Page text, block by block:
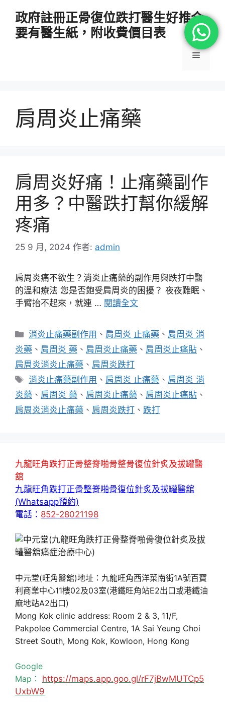
政府註冊正骨復位跌打醫生好推介
要有醫生紙，附收費價目表
選
肩周炎止痛藥
肩周炎好痛！止痛藥副作
用多？中醫跌打幫你緩解
疼痛
25 9 月, 2024 作者: admin
肩周炎痛不欲生？消炎止痛藥的副作用與跌打中醫
的溫和療法 您是否飽受肩周炎的困擾？ 夜夜難眠、
手臂抬不起來，就連 … 閱讀全文
分
類
消炎止痛藥副作用 、 肩周炎 止痛藥 、 肩周炎 消
炎藥 、 肩周炎 藥 、 肩周炎止痛藥 、 肩周炎止痛貼 、
肩周炎消炎止痛藥 、 肩周炎跌打
標
籤
消炎止痛藥副作用 、 肩周炎 止痛藥 、 肩周炎 消
炎藥 、 肩周炎 藥 、 肩周炎止痛藥 、 肩周炎止痛貼 、
肩周炎消炎止痛藥 、 肩周炎跌打 、 跌打
九龍旺角跌打正骨整脊啪骨整骨復位針炙及拔罐醫
舘
九龍旺角跌打正骨整脊啪骨復位針炙及拔罐醫舘
(Whatsapp預約)
電話： 852-28021198
中元堂(旺角醫舘)地址：九龍旺角西洋菜南街1A號百寶
利商業中心11樓02及03室(港鐵旺角站E2出口或港鐵油
麻地站A2出口)
Mong Kok clinic address: Room 2 & 3, 11/F,
Pakpolee Commercial Centre, 1A Sai Yeung Choi
Street South, Mong Kok, Kowloon, Hong Kong
Google
Map： https://maps.app.goo.gl/rF7jBwMUTCp5
UxbW9